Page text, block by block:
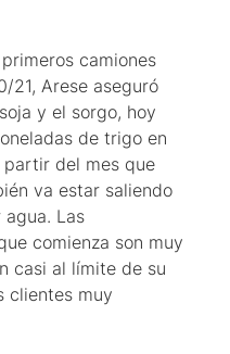
camiones
21, Arese aseguró
y el sorgo, hoy
de trigo en
del mes que
va estar saliendo
Las
comienza son muy
casi al límite de su
clientes muy